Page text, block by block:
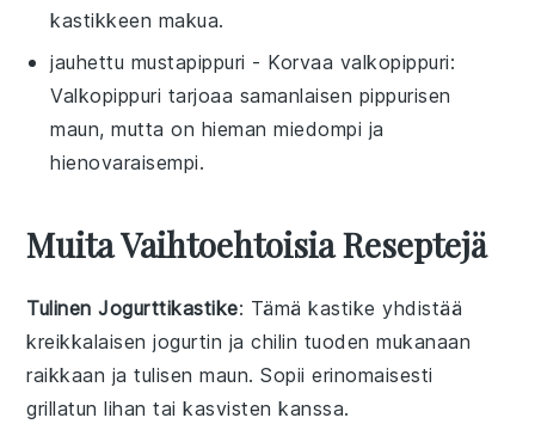
kastikkeen makua.
jauhettu mustapippuri - Korvaa valkopippuri:
Valkopippuri tarjoaa samanlaisen pippurisen
maun, mutta on hieman miedompi ja
hienovaraisempi.
Muita Vaihtoehtoisia Reseptejä
Tulinen Jogurttikastike: Tämäkastike yhdistää
kreikkalaisen jogurtin jachilin tuoden mukanaan
raikkaan ja tulisen maun. Sopii erinomaisesti
grillatun lihan taikasvisten kanssa.